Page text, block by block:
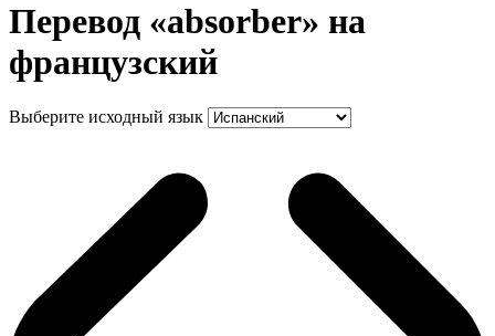
Перевод «absorber» на
французский
Выберите исходный язык